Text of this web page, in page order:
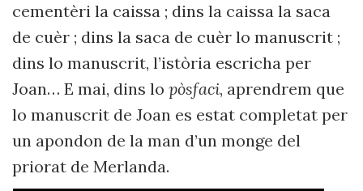
cementèri la caissa ; dins la caissa la saca
de cuèr ; dins la saca de cuèr lo manuscrit ;
dins lo manuscrit, l’istòria escricha per
Joan… E mai, dins lo pòsfaci, aprendrem que
lo manuscrit de Joan es estat completat per
un apondon de la man d’un monge del
priorat de Merlanda.